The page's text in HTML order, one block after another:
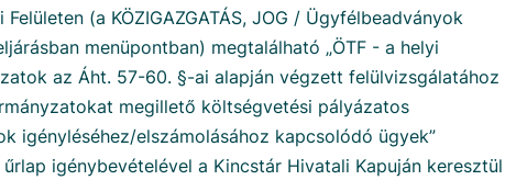
Felületen (a KÖZIGAZGATÁS, JOG / Ügyfélbeadványok
menüpontban) megtalálható „ÖTF - a helyi
az Áht. 57-60. §-ai alapján végzett felülvizsgálatához
megillető költségvetési pályázatos
igényléséhez/elszámolásához kapcsolódó ügyek”
űrlap igénybevételével a Kincstár Hivatali Kapuján keresztül